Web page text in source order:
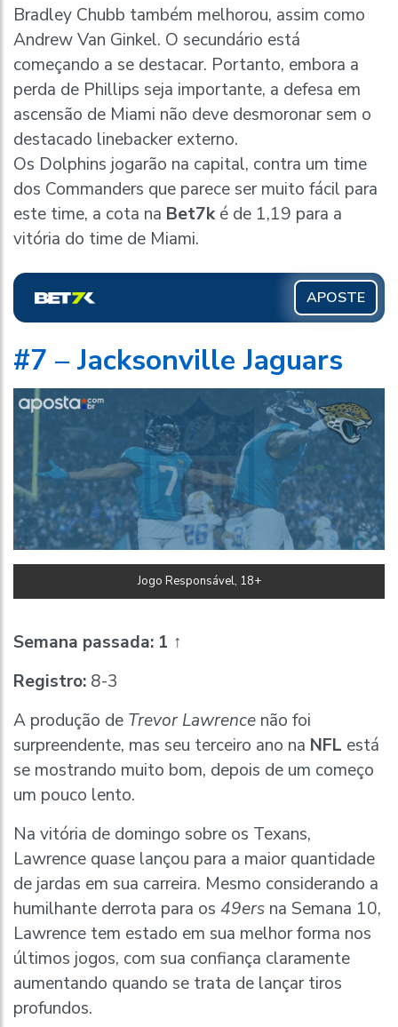
Bradley Chubb também melhorou, assim como
Andrew Van Ginkel. O secundário está
começando a se destacar. Portanto, embora a
perda de Phillips seja importante, a defesa em
ascensão de Miami não deve desmoronar sem o
destacado linebacker externo.
Os Dolphins jogarão na capital, contra um time
dos Commanders que parece ser muito fácil para
este time, a cota na Bet7ké de 1,19 para a
vitória do time de Miami.
APOSTE
#7 – Jacksonville Jaguars
Jogo Responsável, 18+
Semana passada: 1 ↑
Registro: 8-3
A produção de Trevor Lawrence não foi
surpreendente, mas seu terceiro ano na NFL está
se mostrando muito bom, depois de um começo
um pouco lento.
Na vitória de domingo sobre os Texans,
Lawrence quase lançou para a maior quantidade
de jardas em sua carreira. Mesmo considerando a
humilhante derrota para os 49ers na Semana 10,
Lawrence tem estado em sua melhor forma nos
últimos jogos, com sua confiança claramente
aumentando quando se trata de lançar tiros
profundos.